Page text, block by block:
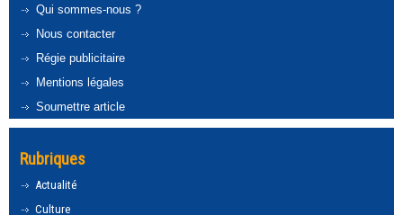
Qui sommes-nous ?
Nous contacter
Régie publicitaire
Mentions légales
Soumettre article
Rubriques
Actualité
Culture